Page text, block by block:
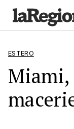
ESTERO
Miami,